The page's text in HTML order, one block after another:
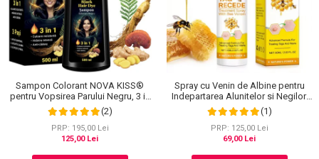
Sampon Colorant NOVA KISS®
pentru Vopsirea Parului Negru, 3 in
1, Acoperire Fire Albe, 500 ml
(2)
PRP: 195,00 Lei
125,00 Lei
Spray cu Venin de Albine pentru
Indepartarea Alunitelor si Negilor,
NOVA KISS®, 60 ml
(1)
PRP: 125,00 Lei
69,00 Lei